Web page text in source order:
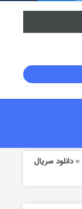
»دانلود سریال